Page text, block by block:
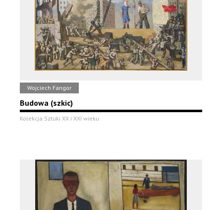
Wojciech Fangor
Budowa (szkic)
Kolekcja Sztuki XX i XXI wieku